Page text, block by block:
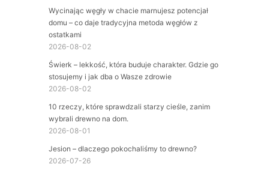
Wycinając węgły w chacie marnujesz potencjał
domu – co daje tradycyjna metoda węgłów z
ostatkami
2026-08-02
Świerk – lekkość, która buduje charakter. Gdzie go
stosujemy i jak dba o Wasze zdrowie
2026-08-02
10 rzeczy, które sprawdzali starzy cieśle, zanim
wybrali drewno na dom.
2026-08-01
Jesion – dlaczego pokochaliśmy to drewno?
2026-07-26